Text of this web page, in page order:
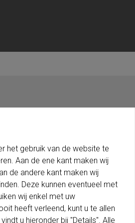
het gebruik van de website te
Aan de ene kant maken wij
de andere kant maken wij
Deze kunnen eventueel met
wij enkel met uw
heeft verleend, kunt u te allen
u hieronder bij "Details". Alle